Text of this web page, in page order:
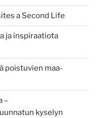
a Second Life
ja inspiraatiota
poistuvien maa-
–
kyselyn